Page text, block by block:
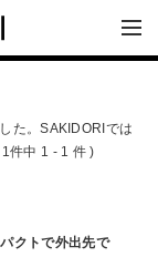
た。SAKIDORIでは
件中 1 - 1 件 )
クトで外出先で